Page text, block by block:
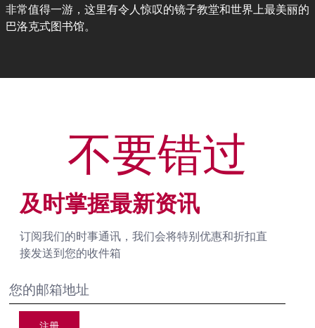
非常值得一游，这里有令人惊叹的镜子教堂和世界上最美丽的
巴洛克式图书馆。
及时掌握最新资讯
订阅我们的时事通讯，我们会将特别优惠和折扣直
接发送到您的收件箱
不要错过